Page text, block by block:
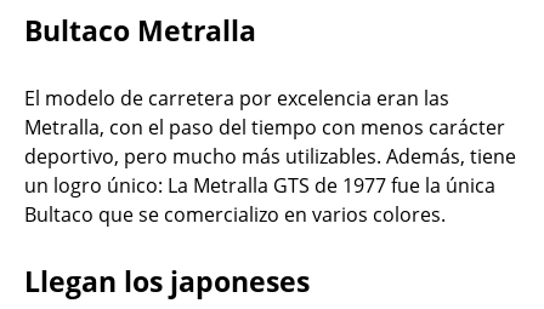
Bultaco Metralla
El modelo de carretera por excelencia eran las
Metralla, con el paso del tiempo con menos carácter
deportivo, pero mucho más utilizables. Además, tiene
un logro único: La Metralla GTS de 1977 fue la única
Bultaco que se comercializo en varios colores.
Llegan los japoneses